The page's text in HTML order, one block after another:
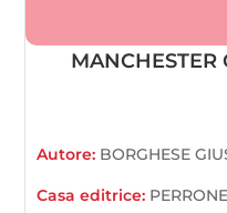
MANCHESTER
Autore: BORGHESE
Casa editrice: PERRONE